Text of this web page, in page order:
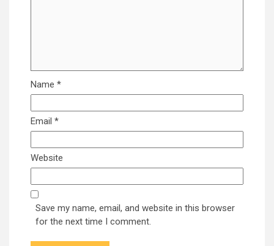
Name *
Email *
Website
Save my name, email, and website in this browser
for the next time I comment.